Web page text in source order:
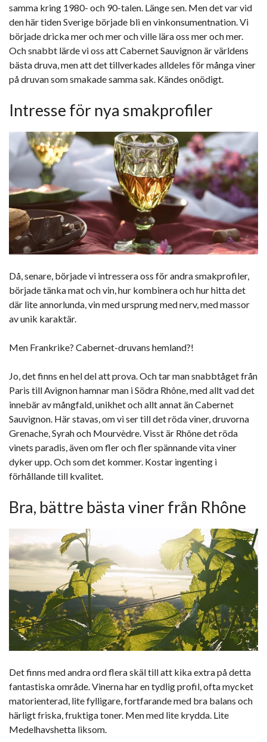
samma kring 1980- och 90-talen. Länge sen. Men det var vid
den här tiden Sverige började bli en vinkonsumentnation. Vi
började dricka mer och mer och ville lära oss mer och mer.
Och snabbt lärde vi oss att Cabernet Sauvignon är världens
bästa druva, men att det tillverkades alldeles för många viner
på druvan som smakade samma sak. Kändes onödigt.
Intresse för nya smakprofiler
Då, senare, började vi intressera oss för andra smakprofiler,
började tänka mat och vin, hur kombinera och hur hitta det
där lite annorlunda, vin med ursprung med nerv, med massor
av unik karaktär.
Men Frankrike? Cabernet-druvans hemland?!
Jo, det finns en hel del att prova. Och tar man snabbtåget från
Paris till Avignon hamnar man i Södra Rhône, med allt vad det
innebär av mångfald, unikhet och allt annat än Cabernet
Sauvignon. Här stavas, om vi ser till det röda viner, druvorna
Grenache, Syrah och Mourvèdre. Visst är Rhône det röda
vinets paradis, även om fler och fler spännande vita viner
dyker upp. Och som det kommer. Kostar ingenting i
förhållande till kvalitet.
Bra, bättre bästa viner från Rhône
Det finns med andra ord flera skäl till att kika extra på detta
fantastiska område. Vinerna har en tydlig profil, ofta mycket
matorienterad, lite fylligare, fortfarande med bra balans och
härligt friska, fruktiga toner. Men med lite krydda. Lite
Medelhavshetta liksom.